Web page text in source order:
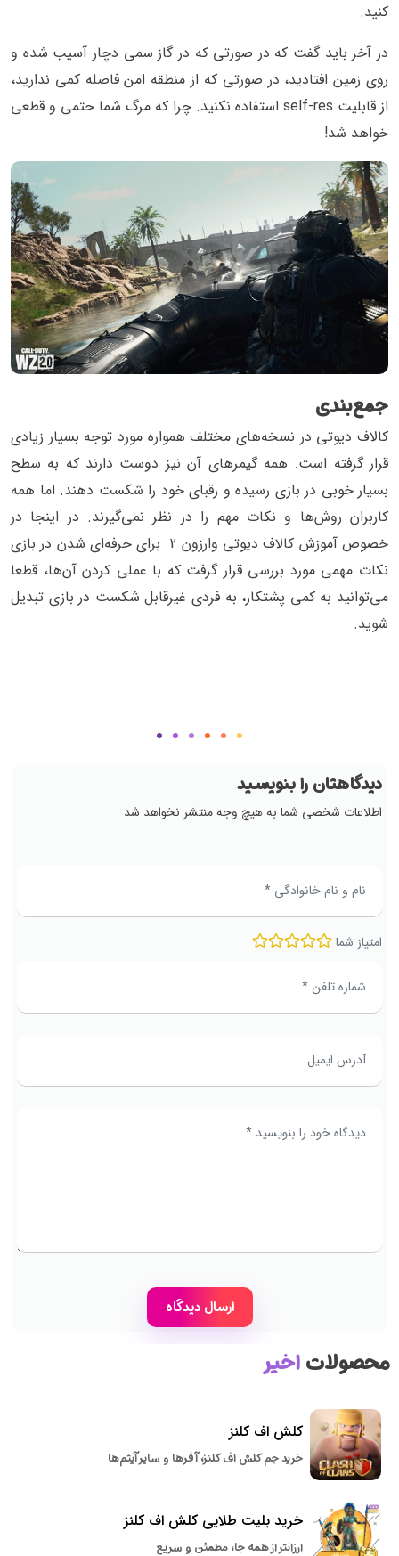
کنید.
در آخر باید گفت که در صورتی که در گاز سمی دچار آسیب شده و
روی زمین افتادید، در صورتی که از منطقه امن فاصله کمی ندارید،
از قابلیت self-res استفاده نکنید. چرا که مرگ شما حتمی و قطعی
خواهد شد!
جمع‌بندی
کالاف دیوتی در نسخه‌های مختلف همواره مورد توجه بسیار زیادی
قرار گرفته است. همه گیمرهای آن نیز دوست دارند که به سطح
بسیار خوبی در بازی رسیده و رقبای خود را شکست دهند. اما همه
کاربران روش‌ها و نکات مهم را در نظر نمی‌گیرند. در اینجا در
خصوص آموزش کالاف دیوتی وارزون 2 برای حرفه‌ای شدن در بازی
نکات مهمی مورد بررسی قرار گرفت که با عملی کردن آن‌ها، قطعا
می‌توانید به کمی پشتکار، به فردی غیرقابل شکست در بازی تبدیل
شوید.
دیدگاهتان را بنویسید
اطلاعات شخصی شما به هیچ وجه منتشر نخواهد شد
امتیاز شما
محصولاتاخیر
کلش اف کلنز
خرید جم کلش اف کلنز، آفرها و سایر آیتم‌ها
خرید بلیت طلایی کلش اف کلنز
ارزانتر از همه جا، مطمئن و سریع